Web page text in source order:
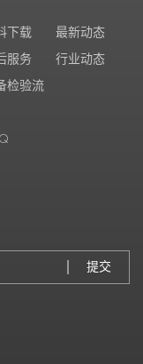
下载
服务
检验流
最新动态
行业动态